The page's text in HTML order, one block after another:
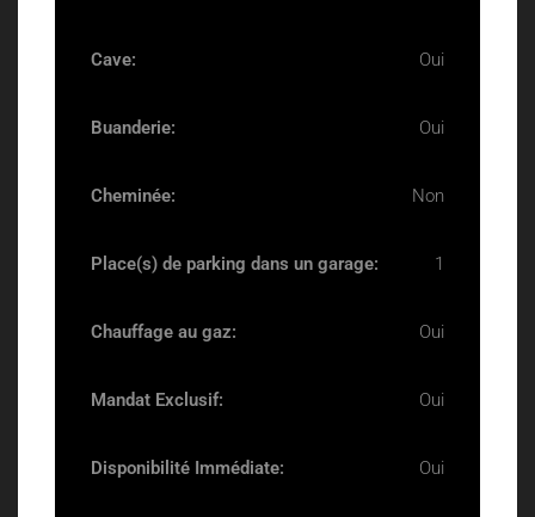
Cave: Oui
Buanderie: Oui
Cheminée: Non
Place(s) de parking dans un garage: 1
Chauffage au gaz: Oui
Mandat Exclusif: Oui
Disponibilité Immédiate: Oui